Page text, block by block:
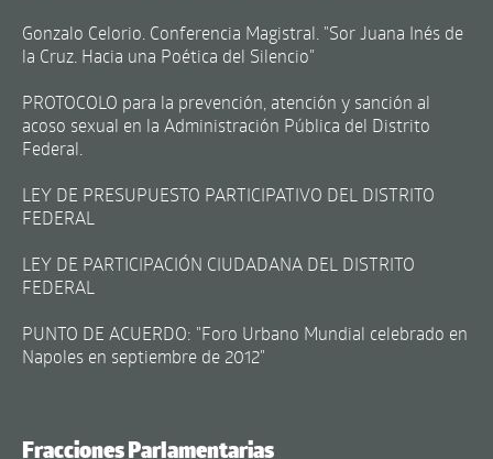
Gonzalo Celorio. Conferencia Magistral. "Sor Juana Inés de
la Cruz. Hacia una Poética del Silencio"
PROTOCOLO para la prevención, atención y sanción al
acoso sexual en la Administración Pública del Distrito
Federal.
LEY DE PRESUPUESTO PARTICIPATIVO DEL DISTRITO
FEDERAL
LEY DE PARTICIPACIÓN CIUDADANA DEL DISTRITO
FEDERAL
PUNTO DE ACUERDO: "Foro Urbano Mundial celebrado en
Napoles en septiembre de 2012"
Fracciones Parlamentarias